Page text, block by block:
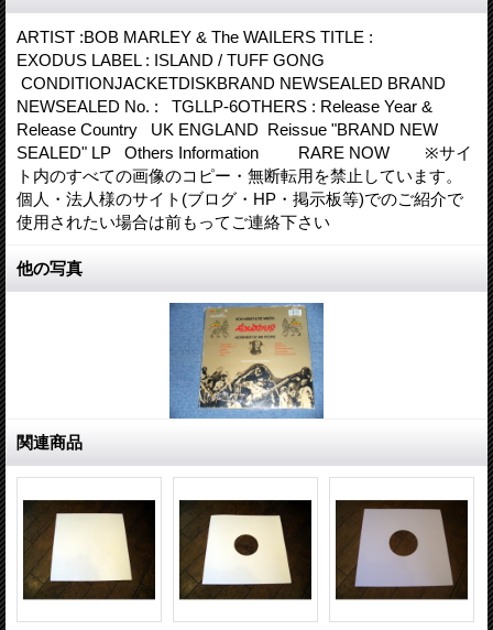
ARTIST :BOB MARLEY & The WAILERS TITLE :
EXODUS LABEL : ISLAND / TUFF GONG
CONDITIONJACKETDISKBRAND NEWSEALED BRAND
NEWSEALED No. : TGLLP-6OTHERS : Release Year &
Release Country UK ENGLAND Reissue "BRAND NEW
SEALED" LP Others Information RARE NOW ※サイ
ト内のすべての画像のコピー・無断転用を禁止しています。
個人・法人様のサイト(ブログ・HP・掲示板等)でのご紹介で
使用されたい場合は前もってご連絡下さい
他の写真
関連商品